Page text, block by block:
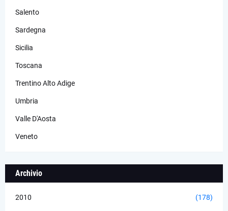
Salento
Sardegna
Sicilia
Toscana
Trentino Alto Adige
Umbria
Valle D'Aosta
Veneto
Archivio
2010 (178)